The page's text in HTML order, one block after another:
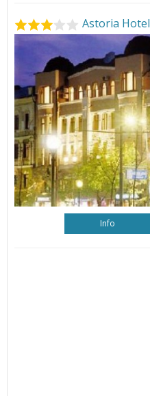
Astoria Hotel
Info